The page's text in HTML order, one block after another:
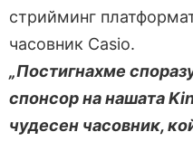
стрийминг
часовник Casio.
„Постигнахме
спонсор на нашата
чудесен часовник,